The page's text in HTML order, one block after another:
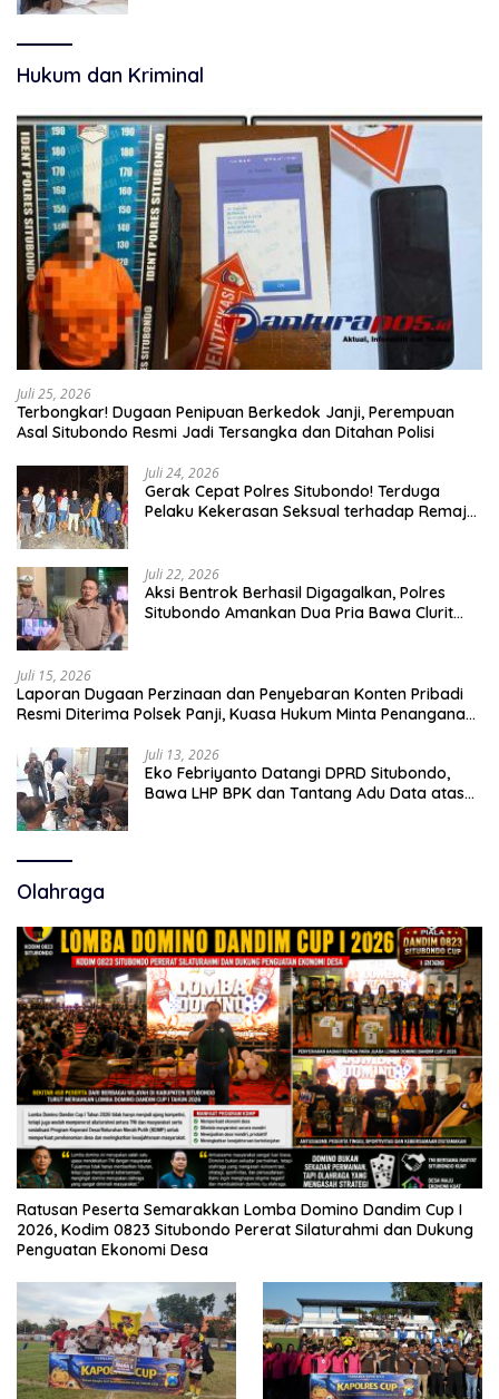
Hukum dan Kriminal
Juli 25, 2026
Terbongkar! Dugaan Penipuan Berkedok Janji, Perempuan
Asal Situbondo Resmi Jadi Tersangka dan Ditahan Polisi
Juli 24, 2026
Gerak Cepat Polres Situbondo! Terduga
Pelaku Kekerasan Seksual terhadap Remaja
Juli 22, 2026
Aksi Bentrok Berhasil Digagalkan, Polres
Situbondo Amankan Dua Pria Bawa Clurit
Juli 15, 2026
Laporan Dugaan Perzinaan dan Penyebaran Konten Pribadi
Resmi Diterima Polsek Panji, Kuasa Hukum Minta Penanganan
Juli 13, 2026
Eko Febriyanto Datangi DPRD Situbondo,
Bawa LHP BPK dan Tantang Adu Data atas
Olahraga
Ratusan Peserta Semarakkan Lomba Domino Dandim Cup I
2026, Kodim 0823 Situbondo Pererat Silaturahmi dan Dukung
Penguatan Ekonomi Desa